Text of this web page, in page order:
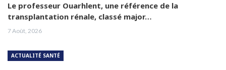
Le professeur Ouarhlent, une référence de la
transplantation rénale, classé major…
7 Août, 2026
ACTUALITÉ SANTÉ